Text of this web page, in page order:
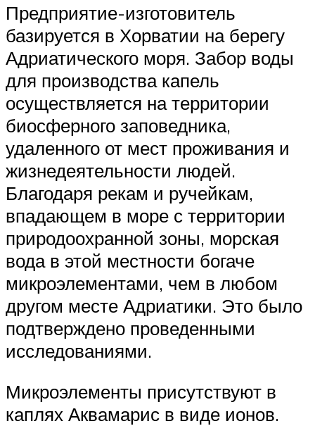
Предприятие-изготовитель
базируется в Хорватии на берегу
Адриатического моря. Забор воды
для производства капель
осуществляется на территории
биосферного заповедника,
удаленного от мест проживания и
жизнедеятельности людей.
Благодаря рекам и ручейкам,
впадающем в море с территории
природоохранной зоны, морская
вода в этой местности богаче
микроэлементами, чем в любом
другом месте Адриатики. Это было
подтверждено проведенными
исследованиями.
Микроэлементы присутствуют в
каплях Аквамарис в виде ионов.